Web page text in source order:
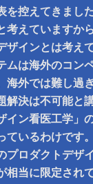
を控えてきまし
考えていますか
ザインとは考え
ムは海外のコン
海外では難し過
解決は不可能と
イン看医工学」
ているわけです
プロダクトデザ
相当に限定され